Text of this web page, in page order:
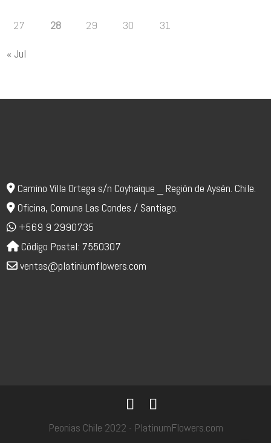
27 28 29 30 31
« Jul
Camino Villa Ortega s/n Coyhaique _ Región de Aysén. Chile.
Oficina, Comuna Las Condes / Santiago.
+569 9 2990735
Código Postal: 7550307
ventas@platiniumflowers.com
Peonias Chile 2022 - PlatinumFlowers.com